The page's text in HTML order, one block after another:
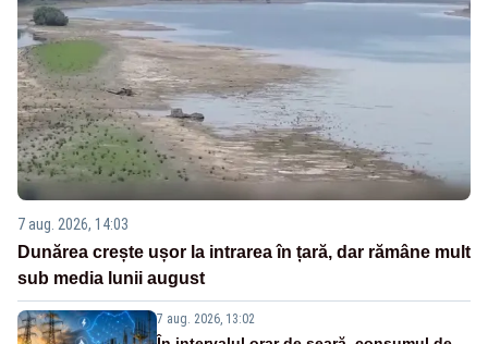
7 aug. 2026, 14:03
Dunărea crește ușor la intrarea în țară, dar rămâne mult
sub media lunii august
7 aug. 2026, 13:02